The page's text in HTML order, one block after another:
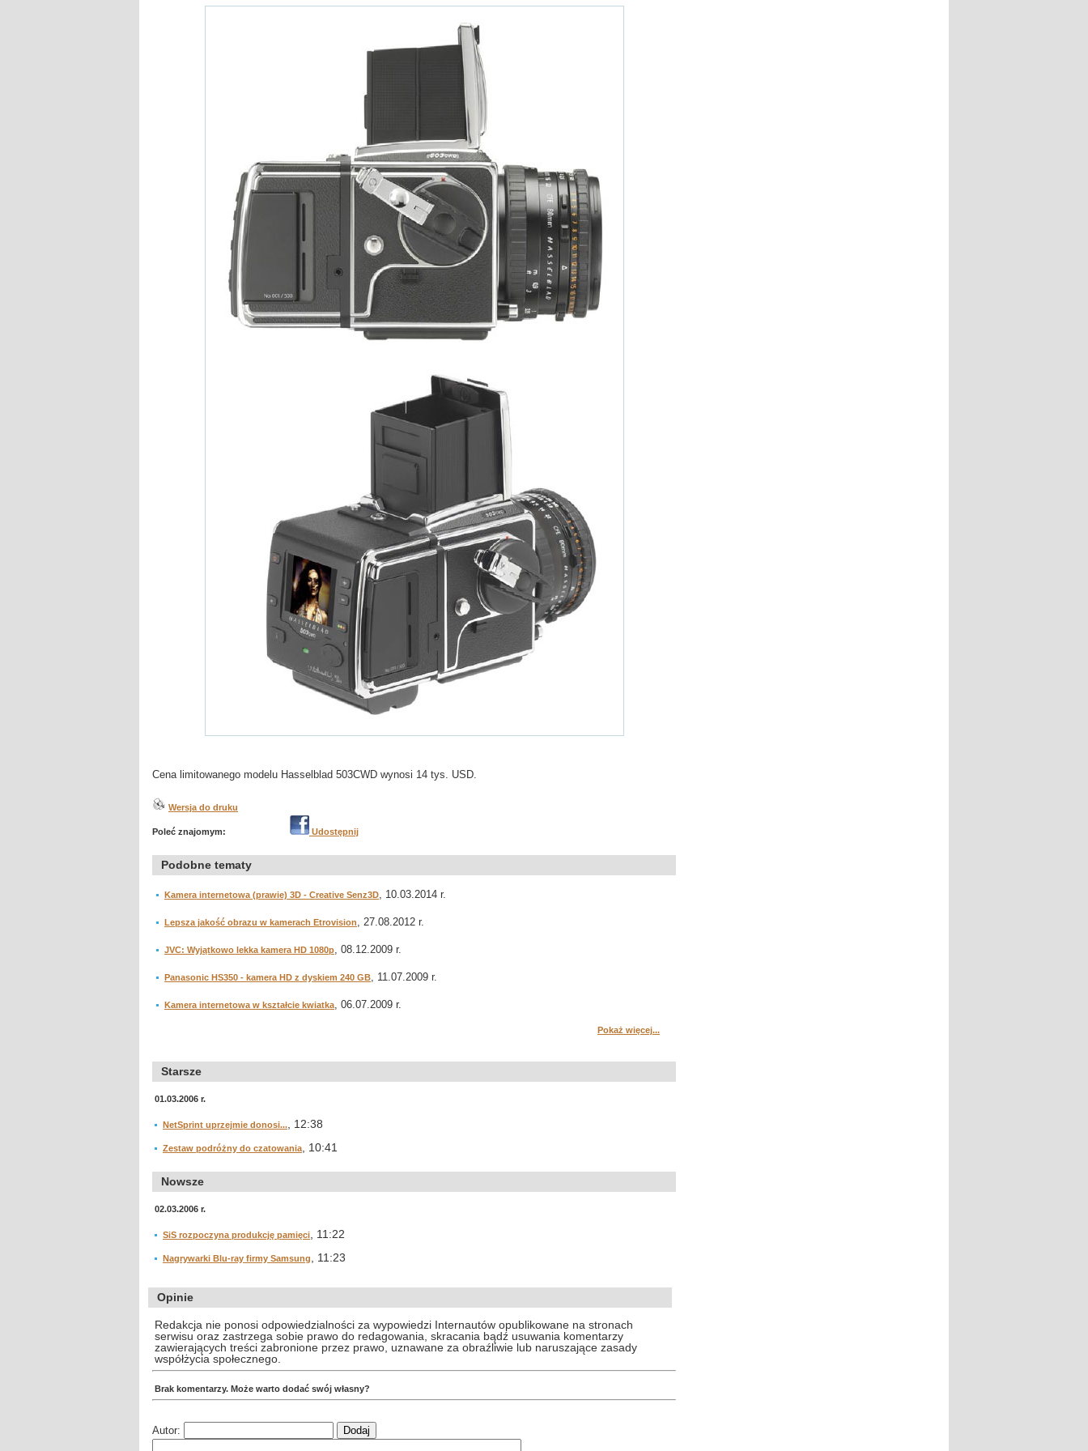
Cena limitowanego modelu Hasselblad 503CWD wynosi 14 tys. USD.
Wersja do druku
Poleć znajomym: Udostępnij
Podobne tematy
Kamera internetowa (prawie) 3D - Creative Senz3D, 10.03.2014 r.
Lepsza jakość obrazu w kamerach Etrovision, 27.08.2012 r.
JVC: Wyjątkowo lekka kamera HD 1080p, 08.12.2009 r.
Panasonic HS350 - kamera HD z dyskiem 240 GB, 11.07.2009 r.
Kamera internetowa w kształcie kwiatka, 06.07.2009 r.
Pokaż więcej...
Starsze
01.03.2006 r.
NetSprint uprzejmie donosi... , 12:38
Zestaw podróżny do czatowania , 10:41
Nowsze
02.03.2006 r.
SiS rozpoczyna produkcję pamięci , 11:22
Nagrywarki Blu-ray firmy Samsung , 11:23
Opinie
Redakcja nie ponosi odpowiedzialności za wypowiedzi Internautów opublikowane na stronach
serwisu oraz zastrzega sobie prawo do redagowania, skracania bądź usuwania komentarzy
zawierających treści zabronione przez prawo, uznawane za obraźliwie lub naruszające zasady
współżycia społecznego.
Brak komentarzy. Może warto dodać swój własny?
Autor: